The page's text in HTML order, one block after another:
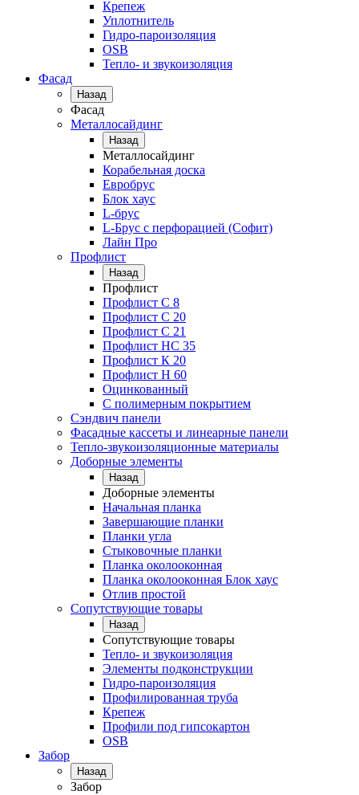
Крепеж
Уплотнитель
Гидро-пароизоляция
OSB
Тепло- и звукоизоляция
Фасад
Назад
Фасад
Металлосайдинг
Назад
Металлосайдинг
Корабельная доска
Евробрус
Блок хаус
L-брус
L-Брус с перфорацией (Софит)
Лайн Про
Профлист
Назад
Профлист
Профлист С 8
Профлист С 20
Профлист C 21
Профлист НС 35
Профлист К 20
Профлист Н 60
Оцинкованный
С полимерным покрытием
Сэндвич панели
Фасадные кассеты и линеарные панели
Тепло-звукоизоляционные материалы
Доборные элементы
Назад
Доборные элементы
Начальная планка
Завершающие планки
Планки угла
Стыковочные планки
Планка околооконная
Планка околооконная Блок хаус
Отлив простой
Сопутствующие товары
Назад
Сопутствующие товары
Тепло- и звукоизоляция
Элементы подконструкции
Гидро-пароизоляция
Профилированная труба
Крепеж
Профили под гипсокартон
OSB
Забор
Назад
Забор